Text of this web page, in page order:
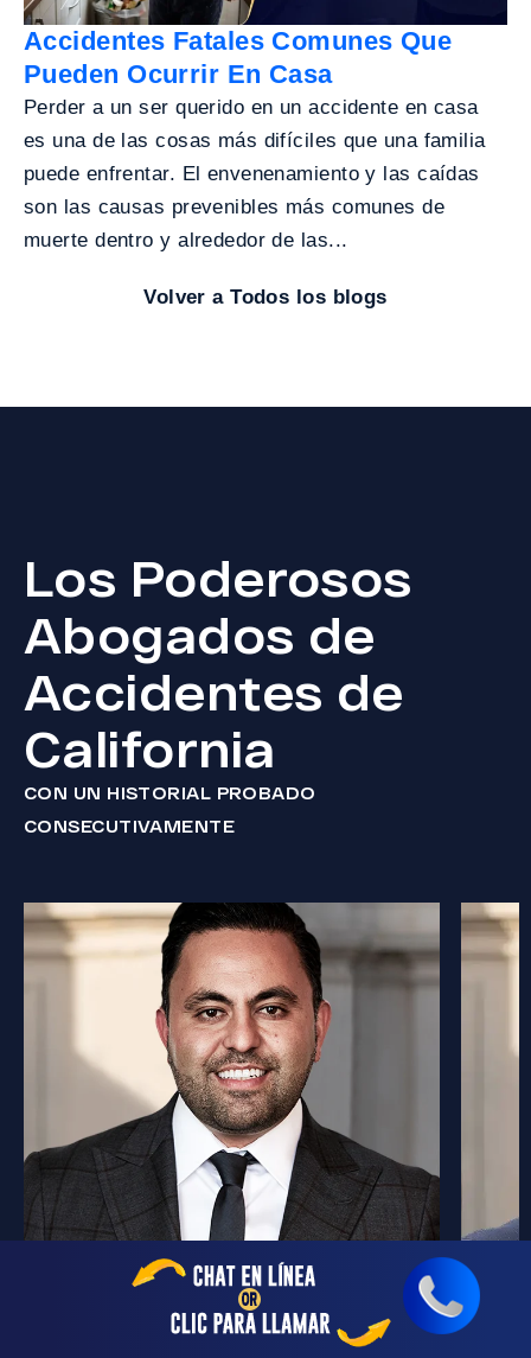
Accidentes Fatales Comunes Que
Pueden Ocurrir En Casa
Perder a un ser querido en un accidente en casa
es una de las cosas más difíciles que una familia
puede enfrentar. El envenenamiento y las caídas
son las causas prevenibles más comunes de
muerte dentro y alrededor de las...
Volver a Todos los blogs
Los Poderosos
Abogados de
Accidentes de
California
CON UN HISTORIAL PROBADO
CONSECUTIVAMENTE